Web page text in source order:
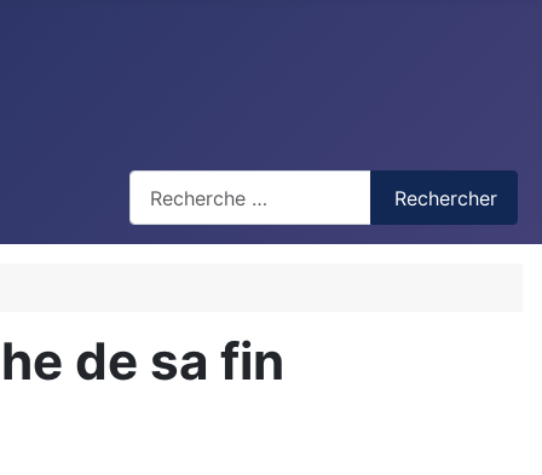
Rechercher
de sa fin